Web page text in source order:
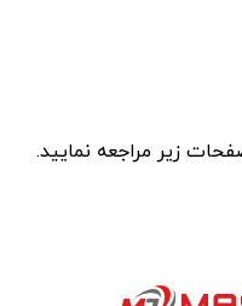
زیر مراجعه نمایید.